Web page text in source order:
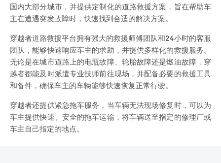
国内大部分城市，并提供定制化的道路救援方案，旨在帮助车
主在遭遇突发故障时，快速找到合适的解决方案。
穿越者道路救援平台拥有强大的救援师傅团队和24小时的客服
团队，能够快速响应车主的求助，并提供多样化的救援服务。
无论是在城市道路上的电瓶故障、轮胎故障还是燃油故障，穿
越者都能及时派遣专业技师前往现场，并配备必要的救援工具
和备件，确保车主的车辆能够快速恢复正常行驶。
穿越者还提供紧急拖车服务，当车辆无法现场修复时，可以为
车主提供快速、安全的拖车运输，将车辆送至指定的修理厂或
车主自己指定的地点。